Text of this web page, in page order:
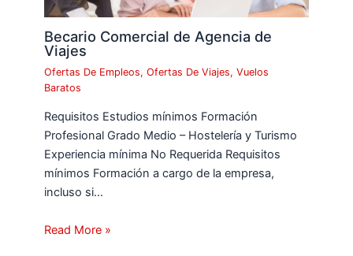
Becario Comercial de Agencia de
Viajes
Ofertas De Empleos,Ofertas De Viajes,Vuelos
Baratos
Requisitos Estudios mínimos Formación
Profesional Grado Medio – Hostelería y Turismo
Experiencia mínima No Requerida Requisitos
mínimos Formación a cargo de la empresa,
incluso si…
Read More »